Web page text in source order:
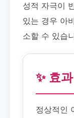
성적 자극이
있는 경우 아
소할 수 있습
✨ 효
정상적인